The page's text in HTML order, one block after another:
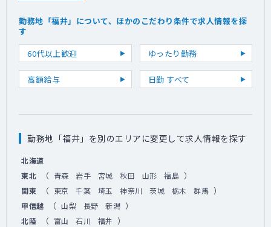
勤務地「福井」について、ほかのこだわり条件で求人情報を探
す
60代以上歓迎
ゆったり勤務
高額給与 日勤 すべて
勤務地「福井」を別のエリアに変更して求人情報を探す
北海道
東北
（ 青森 岩手 宮城 秋田 山形 福島 ）
関東 （ 東京 千葉 埼玉 神奈川 茨城 栃木 群馬 ）
甲信越 （ 山梨 長野 新潟 ）
北陸 （ 富山 石川 福井 ）